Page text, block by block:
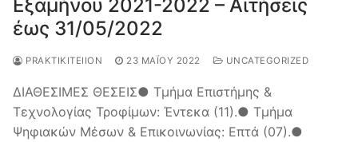
Εξαμήνου 2021-2022 – Αιτήσεις
έως 31/05/2022
PRAKTIKITEIION 23 ΜΑΪ́ΟΥ 2022 UNCATEGORIZED
ΔΙΑΘΕΣΙΜΕΣ ΘΕΣΕΙΣ● Τμήμα Επιστήμης &
Τεχνολογίας Τροφίμων: Έντεκα (11).● Τμήμα
Ψηφιακών Μέσων & Επικοινωνίας: Επτά (07).●